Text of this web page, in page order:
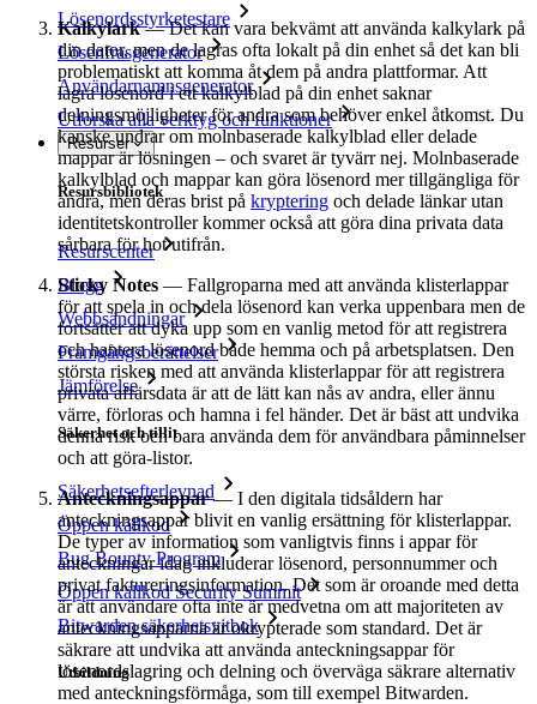
Lösenordsstyrketestare
Lösenfrasgenerator
Användarnamnsgenerator
Utforska alla verktyg och funktioner
Resurser
Resursbibliotek
Resurscenter
Blogg
Webbsändningar
Framgångsberättelser
Jämförelse
Säkerhet och tillit
Säkerhetsefterlevnad
Öppen källkod
Bug Bounty Program
Öppen källkod Security Summit
Bitwarden säkerhetsvitbok
Utbildning
Kalkylark–– Det kan vara bekvämt att använda kalkylark på
din dator, men de lagras ofta lokalt på din enhet så det kan bli
problematiskt att komma åt dem på andra plattformar. Att
lagra lösenord i ett kalkylblad på din enhet saknar
delningsmöjligheter för andra som behöver enkel åtkomst. Du
kanske undrar om molnbaserade kalkylblad eller delade
mappar är lösningen – och svaret är tyvärr nej. Molnbaserade
kalkylblad och mappar kan göra lösenord mer tillgängliga för
andra, men deras brist på kryptering och delade länkar utan
identitetskontroller kommer också att göra dina privata data
sårbara för hot utifrån.
Sticky Notes –– Fallgroparna med att använda klisterlappar
för att spela in och dela lösenord kan verka uppenbara men de
fortsätter att dyka upp som en vanlig metod för att registrera
och hantera lösenord både hemma och på arbetsplatsen. Den
största risken med att använda klisterlappar för att registrera
privata affärsdata är att de lätt kan nås av andra, eller ännu
värre, förloras och hamna i fel händer. Det är bäst att undvika
denna risk och bara använda dem för användbara påminnelser
och att göra-listor.
Anteckningsappar–– I den digitala tidsåldern har
anteckningsappar blivit en vanlig ersättning för klisterlappar.
De typer av information som vanligtvis finns i appar för
anteckningar idag inkluderar lösenord, personnummer och
privat faktureringsinformation. Det som är oroande med detta
är att användare ofta inte är medvetna om att majoriteten av
anteckningsapparna är okrypterade som standard. Det är
säkrare att undvika att använda anteckningsappar för
lösenordslagring och delning och överväga säkrare alternativ
med anteckningsförmåga, som till exempel Bitwarden.